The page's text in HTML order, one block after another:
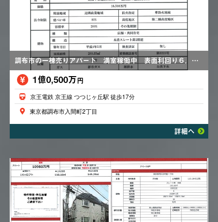
調布市の一棟売りアパート 満室稼働中 表面利回り６．３２％ 都市ガス
1億0,500万円
京王電鉄 京王線 つつじヶ丘駅 徒歩17分
東京都調布市入間町2丁目
詳細へ